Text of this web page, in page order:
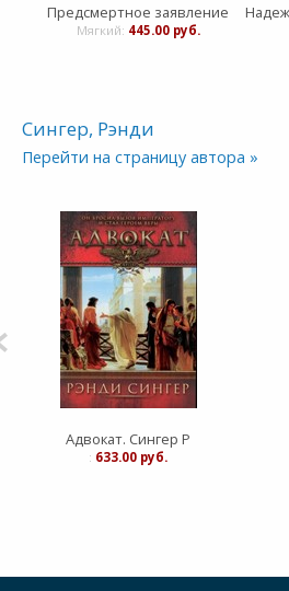
Предсмертное заявление
Мягкий: 445.00 руб.
Сингер, Рэнди
Перейти на страницу автора »
Адвокат. Сингер Р
: 633.00 руб.